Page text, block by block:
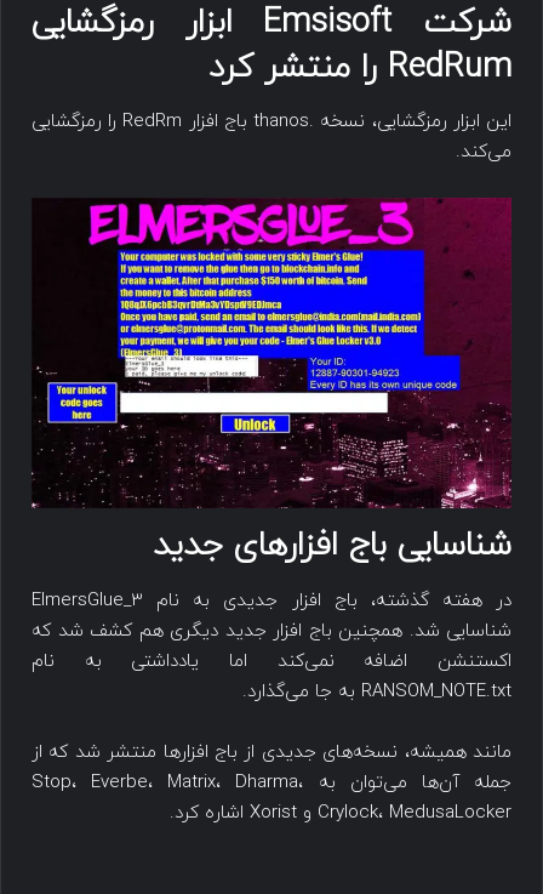
شرکت Emsisoft ابزار رمزگشایی
RedRum را منتشر کرد
این ابزار رمزگشایی، نسخه .thanos باج افزار RedRm را رمزگشایی
می‌کند.
شناسایی باج افزارهای جدید
در هفته گذشته، باج افزار جدیدی به نام ElmersGlue_3
شناسایی شد. همچنین باج افزار جدید دیگری هم کشف شد که
اکستنشن اضافه نمی‌کند اما یادداشتی به نام
RANSOM_NOTE.txt به جا می‌گذارد.
مانند همیشه، نسخه‌های جدیدی از باج افزارها منتشر شد که از
جمله آن‌ها می‌توان به Stop، Everbe، Matrix، Dharma،
Crylock، MedusaLocker و Xorist اشاره کرد.